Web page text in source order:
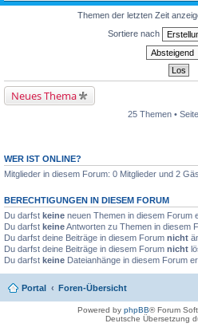
Themen der letzten Zeit
Sortiere nach
Neues Thema
25 Themen • Seite
WER IST ONLINE?
Mitglieder in diesem Forum: 0 Mitglieder und 2
BERECHTIGUNGEN IN DIESEM FORUM
Du darfst keine neuen Themen in diesem Forum
Du darfst keineAntworten zu Themen in diesem
Du darfst deine Beiträge in diesem Forum nicht
Du darfst deine Beiträge in diesem Forum nicht
Du darfst keine Dateianhänge in diesem Forum
Portal Foren-Übersicht
Powered by phpBB® Forum
Deutsche Übersetzung